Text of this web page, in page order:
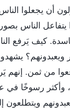
أن يجعلوا الناس
يتفاعل الناس
كيف يَرفع
من ثمن.
وأكثر رسوخًا في
ويتطلعون